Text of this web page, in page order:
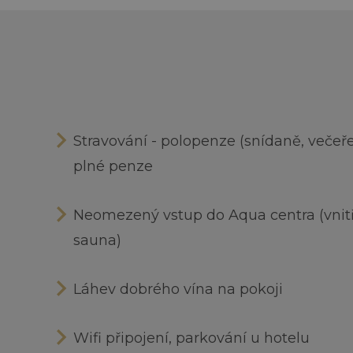
Stravování - polopenze (snídaně,
plné penze
Neomezený vstup do Aqua centra
sauna)
Láhev dobrého vína na pokoji
Wifi připojení, parkování u hotelu